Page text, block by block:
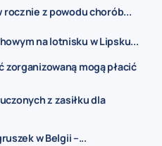
rocznie z powodu chorób...
na lotnisku w Lipsku...
zorganizowaną mogą płacić
z zasiłku dla
w Belgii –...